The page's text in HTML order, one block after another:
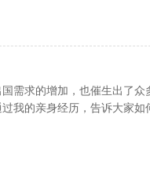
国需求的增加，也催生出了
我的亲身经历，告诉大家如